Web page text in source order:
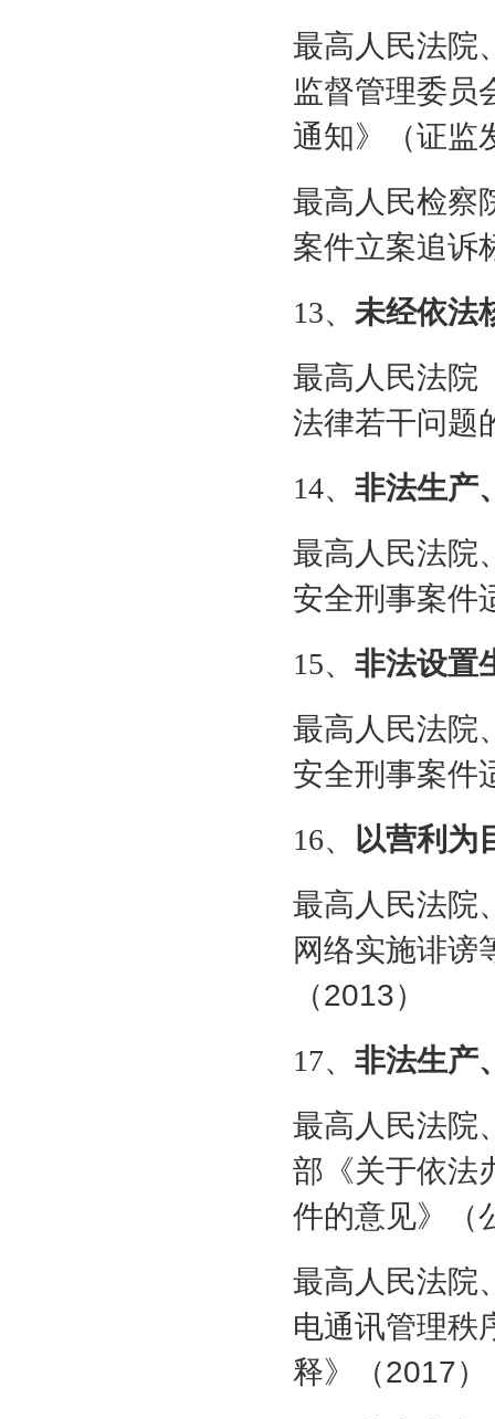
最高人民法院
监督管理委员
通知》（证监
最高人民检察
案件立案追诉
13、 未经依法
最高人民法院
法律若干问题
14、 非法生产
最高人民法院
安全刑事案件
15、 非法设置
最高人民法院
安全刑事案件
16、 以营利为
最高人民法院
网络实施诽谤
（2013）
17、 非法生产
最高人民法院
部《关于依法
件的意见》（
最高人民法院
电通讯管理秩
释》（2017）